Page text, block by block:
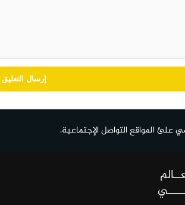
علئ المواقع التواصل الإجتماعية.